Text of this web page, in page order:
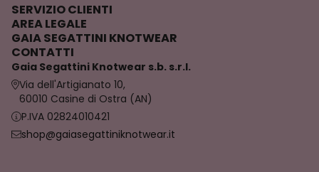
SERVIZIO CLIENTI
AREA LEGALE
GAIA SEGATTINI KNOTWEAR
CONTATTI
Gaia Segattini Knotwear s.b. s.r.l.
Via dell'Artigianato 10,
60010 Casine di Ostra (AN)
P.IVA 02824010421
shop@gaiasegattiniknotwear.it